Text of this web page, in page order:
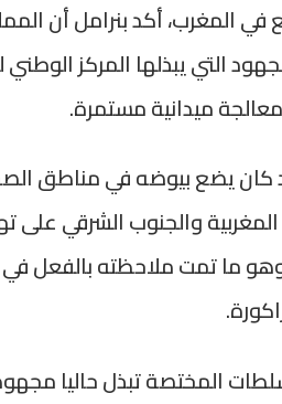
المغرب، أكد بنرامل أن
التي يبذلها المركز
ميدانية مستمرة.
كان يضع بيوضه في مناطق
المغربية والجنوب الشرقي
ما تمت ملاحظته بالفعل
المختصة تبذل حاليا